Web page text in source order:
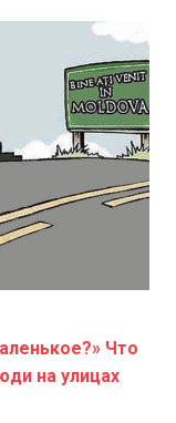
шести
Что
на улицах